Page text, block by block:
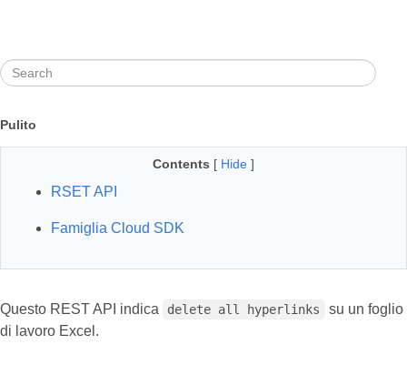
Pulito
Contents [ Hide ]
RSET API
Famiglia Cloud SDK
Questo REST API indica delete all hyperlinks
su un foglio
di lavoro Excel.